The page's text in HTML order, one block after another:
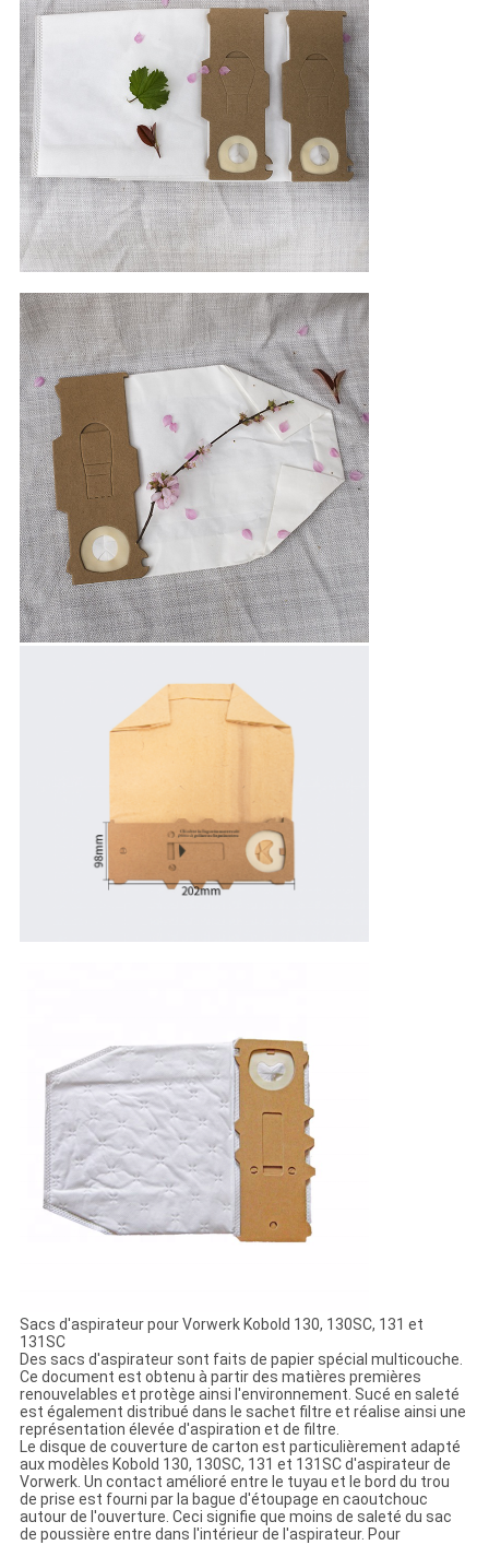
Sacs d'aspirateur pour Vorwerk Kobold 130, 130SC, 131 et
131SC
Des sacs d'aspirateur sont faits de papier spécial multicouche.
Ce document est obtenu à partir des matières premières
renouvelables et protège ainsi l'environnement. Sucé en saleté
est également distribué dans le sachet filtre et réalise ainsi une
représentation élevée d'aspiration et de filtre.
Le disque de couverture de carton est particulièrement adapté
aux modèles Kobold 130, 130SC, 131 et 131SC d'aspirateur de
Vorwerk. Un contact amélioré entre le tuyau et le bord du trou
de prise est fourni par la bague d'étoupage en caoutchouc
autour de l'ouverture. Ceci signifie que moins de saleté du sac
de poussière entre dans l'intérieur de l'aspirateur. Pour